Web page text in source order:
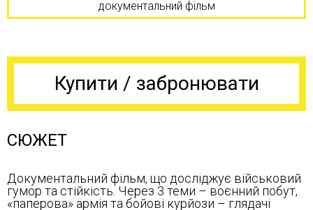
документальний фільм
Купити / забронювати
СЮЖЕТ
Документальний фільм, що досліджує військовий
гумор та стійкість. Через 3 теми – воєнний побут,
«паперова» армія та бойові курйози – глядачі